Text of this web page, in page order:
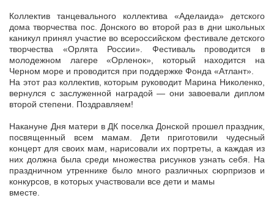
Коллектив танцевального коллектива «Аделаида» детского
дома творчества пос. Донского во второй раз в дни школьных
каникул принял участие во всероссийском фестивале детского
творчества «Орлята России». Фестиваль проводится в
молодежном лагере «Орленок», который находится на
Черном море и проводится при поддержке Фонда «Атлант».
На этот раз коллектив, которым руководит Марина Николенко,
вернулся с заслуженной наградой — они завоевали диплом
второй степени. Поздравляем!
Накануне Дня матери в ДК поселка Донской прошел праздник,
посвященный всем мамам. Дети приготовили чудесный
концерт для своих мам, нарисовали их портреты, а каждая из
них должна была среди множества рисунков узнать себя. На
праздничном утреннике было много различных сюрпризов и
конкурсов, в которых участвовали все дети и мамы
вместе.